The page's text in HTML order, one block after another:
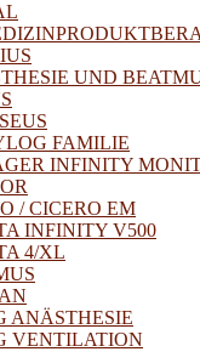
UND
FAMILIE
INFINITY
/ CICERO EM
INFINITY V500
4/XL
ANÄSTHESIE
VENTILATION